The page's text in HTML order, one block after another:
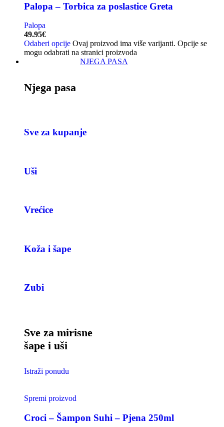
Palopa – Torbica za poslastice Greta
Palopa
49.95€
Odaberi opcije Ovaj proizvod ima više varijanti. Opcije se
mogu odabrati na stranici proizvoda
NJEGA PASA
Njega pasa
Sve za kupanje
Uši
Vrećice
Koža i šape
Zubi
Sve za mirisne
šape i uši
Istraži ponudu
Spremi proizvod
Croci – Šampon Suhi – Pjena 250ml